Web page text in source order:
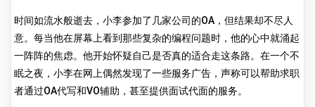
时间如流水般逝去，小李参加了几家公司的OA，但结果却不尽人
意。每当他在屏幕上看到那些复杂的编程问题时，他的心中就涌起
一阵阵的焦虑。他开始怀疑自己是否真的适合走这条路。在一个不
眠之夜，小李在网上偶然发现了一些服务广告，声称可以帮助求职
者通过OA代写和VO辅助，甚至提供面试代面的服务。